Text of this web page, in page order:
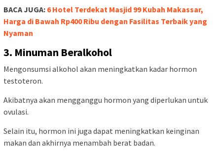
BACA JUGA: 6 Hotel Terdekat Masjid 99 Kubah Makassar,
Harga di Bawah Rp400 Ribu dengan Fasilitas Terbaik yang
Nyaman
3. Minuman Beralkohol
Mengonsumsi alkohol akan meningkatkan kadar hormon
testoteron.
Akibatnya akan mengganggu hormon yang diperlukan untuk
ovulasi.
Selain itu, hormon ini juga dapat meningkatkan keinginan
makan dan akhirnya menambah berat badan.